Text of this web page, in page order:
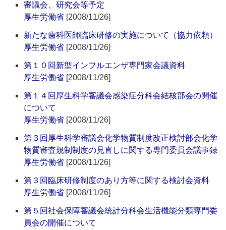
審議会、研究会等予定
厚生労働省 [2008/11/26]
新たな歯科医師臨床研修の実施について（協力依頼）
厚生労働省 [2008/11/26]
第１０回新型インフルエンザ専門家会議資料
厚生労働省 [2008/11/26]
第１４回厚生科学審議会感染症分科会結核部会の開催
について
厚生労働省 [2008/11/26]
第３回厚生科学審議会化学物質制度改正検討部会化学
物質審査規制制度の見直しに関する専門委員会議事録
厚生労働省 [2008/11/26]
第３回臨床研修制度のあり方等に関する検討会資料
厚生労働省 [2008/11/26]
第５回社会保障審議会統計分科会生活機能分類専門委
員会の開催について